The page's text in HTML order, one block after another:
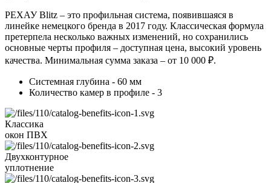
РЕХАУ Blitz – это профильная система, появившаяся в
линейке немецкого бренда в 2017 году. Классическая формула
претерпела несколько важных изменений, но сохранились
основные черты профиля – доступная цена, высокий уровень
качества. Минимальная сумма заказа – от 10 000 ₽.
Системная глубина - 60 мм
Количество камер в профиле - 3
Классика
окон ПВХ
Двухконтурное
уплотнение